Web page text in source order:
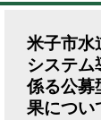
米子市水
システ
係る公募
果につい